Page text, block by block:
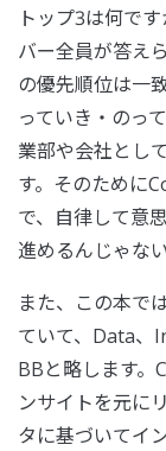
トップ3は何で
バー全員が答え
の優先順位は一
っていき・のっ
業部や会社とし
す。そのために
で、自律して意
進めるんじゃな
また、この本で
ていて、Data、
BBと略します。
ンサイトを元に
タに基づいてイ